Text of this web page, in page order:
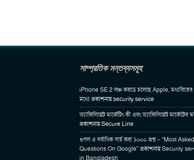
সাম্প্রতিক মন্তব্যসমূহ
iPhone SE 2 লঞ্চ করতে চলেছে Apple, মধ্যবিত্তের
মধ্যেপ্রকাশনায়security service
অ্যাফিলিয়েট মার্কেটিং কী এবং অ্যাফিলিয়েট মার্কেটের
প্রকাশনায়Secure Line
গুগল এ সর্বাধিক সার্চ করা ১০০০ প্রশ্ন – “Most Asked
Questions On Google”প্রকাশনায়Security
in Bangladesh